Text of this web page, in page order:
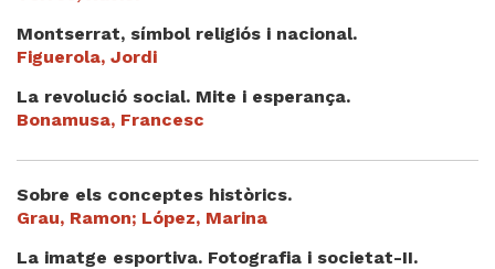
Montserrat, símbol religiós i nacional.
Figuerola, Jordi
La revolució social. Mite i esperança.
Bonamusa, Francesc
Sobre els conceptes històrics.
Grau, Ramon; López, Marina
La imatge esportiva. Fotografia i societat-II.